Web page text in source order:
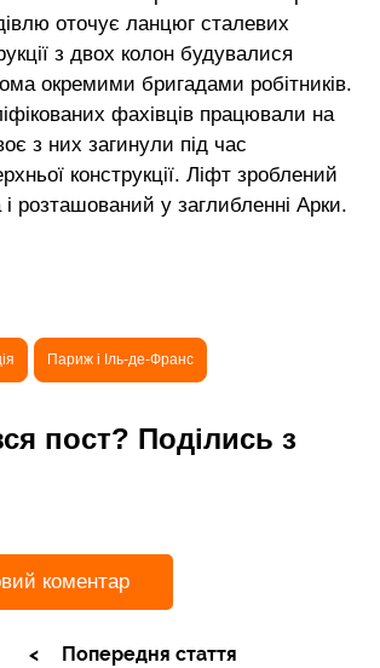
оточує ланцюг сталевих
з двох колон будувалися
окремими бригадами робітників.
фахівців працювали на
з них загинули під час
конструкції. Ліфт зроблений
і розташований у заглибленні Арки.
Париж і Іль-де-Франс
пост? Поділись з
коментар
Попередня стаття